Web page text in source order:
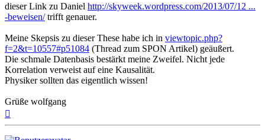
dieser Link zu Daniel http://skyweek.wordpress.com/2013/07/12 ...
-beweisen/trifft genauer.
Meine Skepsis zu dieser These habe ich in viewtopic.php?
f=2&t=10557#p51084 (Thread zum SPON Artikel) geäußert.
Die schmale Datenbasis bestärkt meine Zweifel. Nicht jede
Korrelation verweist auf eine Kausalität.
Physiker sollten das eigentlich wissen!
Grüße wolfgang